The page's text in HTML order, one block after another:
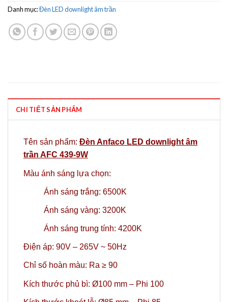
Danh mục:Đèn LED downlight âm trần
CHI TIẾT SẢN PHẨM
Tên sản phẩm: Đèn Anfaco LED downlight âm
trần AFC 439-9W
Màu ánh sáng lựa chọn:
Ánh sáng trắng: 6500K
Ánh sáng vàng: 3200K
Ánh sáng trung tính: 4200K
Điện áp: 90V – 265V ~ 50Hz
Chỉ số hoàn màu: Ra ≥ 90
Kích thước phủ bì: Ø100 mm – Phi 100